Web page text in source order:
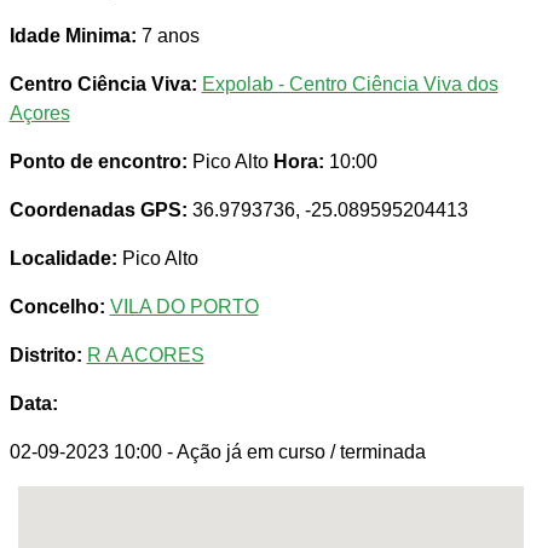
Idade Minima: 7 anos
Centro Ciência Viva: Expolab - Centro Ciência Viva dos
Açores
Ponto de encontro: Pico Alto Hora: 10:00
Coordenadas GPS: 36.9793736, -25.089595204413
Localidade: Pico Alto
Concelho: VILA DO PORTO
Distrito: R A ACORES
Data:
02-09-2023 10:00 - Ação já em curso / terminada